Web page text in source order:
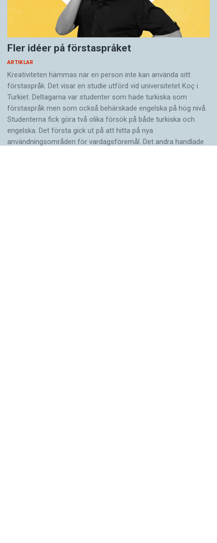
Fler idéer på förstaspråket
ARTIKLAR
Kreativiteten hämmas när en person inte kan använda sitt
förstaspråk. Det visar en studie utförd vid universitetet Koç i
Turkiet. Deltagarna var studenter som hade turkiska som
förstaspråk men som också behärskade engelska på hög nivå.
Studenterna fick göra två olika försök på både turkiska och
engelska. Det första gick ut på att hitta på nya
användningsområden för vardagsföremål. Det andra handlade